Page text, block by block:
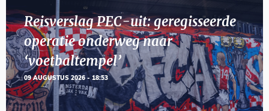
Reisverslag PEC-uit: geregisseerde
operatie onderweg naar
‘voetbaltempel’
09 AUGUSTUS 2026 - 18:53